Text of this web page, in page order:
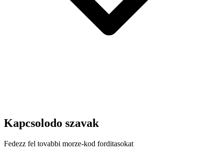
Kapcsolodo szavak
Fedezz fel tovabbi morze-kod forditasokat